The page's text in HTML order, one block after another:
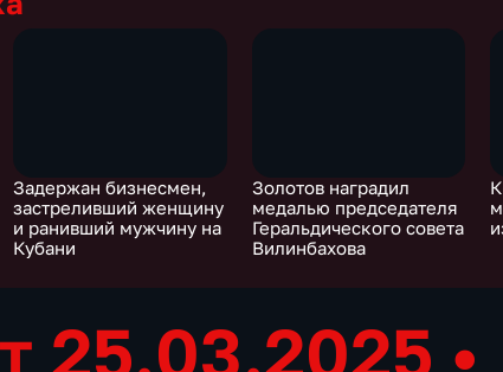
Задержан бизнесмен,
застреливший женщину
и ранивший мужчину на
Кубани
Золотов наградил
медалью председателя
Геральдического совета
Вилинбахова
25.03.2025 •